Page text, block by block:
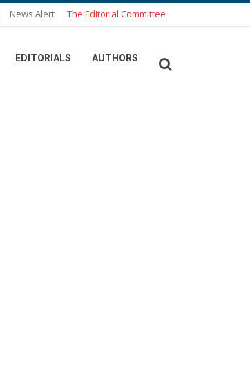
News Alert The Editorial Committee
EDITORIALS AUTHORS